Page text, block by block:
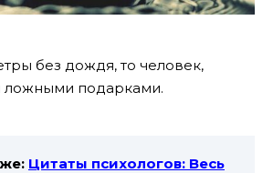
без дождя, то человек,
ложными подарками.
Цитаты психологов: Весь